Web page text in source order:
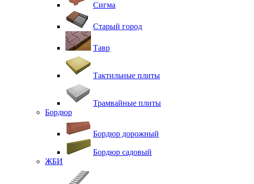
Сигма
Старый город
Тавр
Тактильные плиты
Трамвайные плиты
Бордюр
Бордюр дорожный
Бордюр садовый
ЖБИ